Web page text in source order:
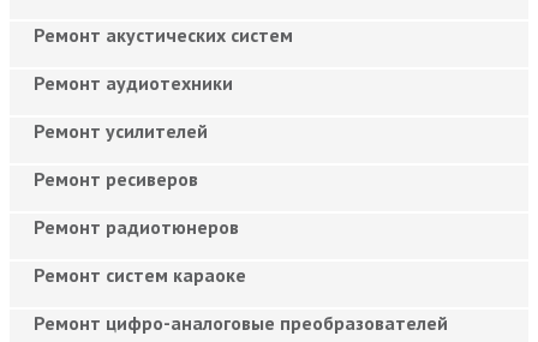
Ремонт акустических систем
Ремонт аудиотехники
Ремонт усилителей
Ремонт ресиверов
Ремонт радиотюнеров
Ремонт систем караоке
Ремонт цифро-аналоговые преобразователей